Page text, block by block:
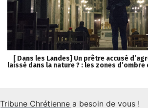
[ Dans les Landes] Un prêtre accusé
laissé dans la nature ? : les zones
Tribune Chrétienne a besoin de vous !